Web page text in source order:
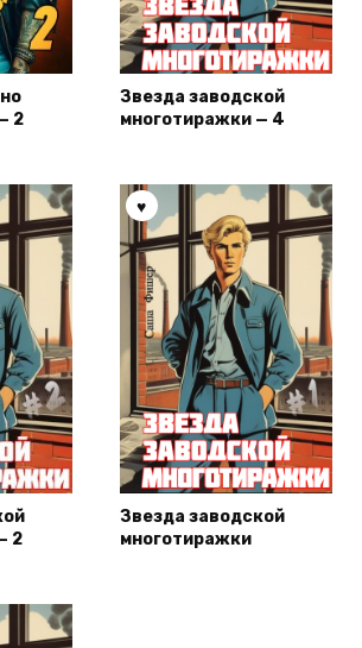
2
Звезда заводской
многотиражки — 4
2
Звезда заводской
многотиражки